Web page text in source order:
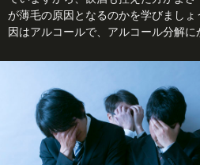
が薄毛の原因となるのかを学びましょう。 飲酒が健康に良く
因はアルコールで、アルコール分解に